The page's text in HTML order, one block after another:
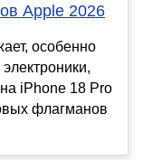
Apple 2026
особенно
iPhone 18 Pro
флагманов